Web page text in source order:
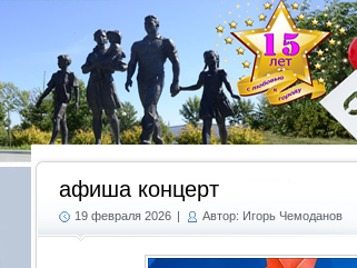
афиша концерт
19 февраля 2026 | Автор: Игорь Чемоданов